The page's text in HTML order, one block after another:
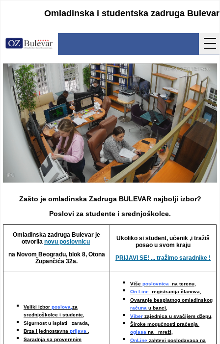
Omladinska i studentska zadruga Bulevar
Početna
Usluge
Uputstva
Cenovnik
Kontakt
Lokacija
Zašto je omladinska Zadruga BULEVAR najbolji izbor?
Poslovi za studente i srednjoškolce.
Omladinska zadruga Bulevar je
otvorila novu poslovnicu
na Novom Beogradu, blok 8, Otona
Župančića 32a.
Ukoliko si student, učenik ,i tražiš
posao u svom kraju
PRIJAVI SE! ... tražimo saradnike !
Veliki izbor poslova,za
srednjoškolce i studente,
Sigurnost u isplati zarada,
Brza i jednostavna prijava ,
Saradnja sa proverenim
Više poslovnica na terenu,
On Line registracija članova,
Ovaranje besplatnog omladinskog
računa u banci,
Viber zajednica u svačijem džepu,
Široke mogućnosti praćenja
oglasa na mreži,
OnLine zahtevi poslodavaca na